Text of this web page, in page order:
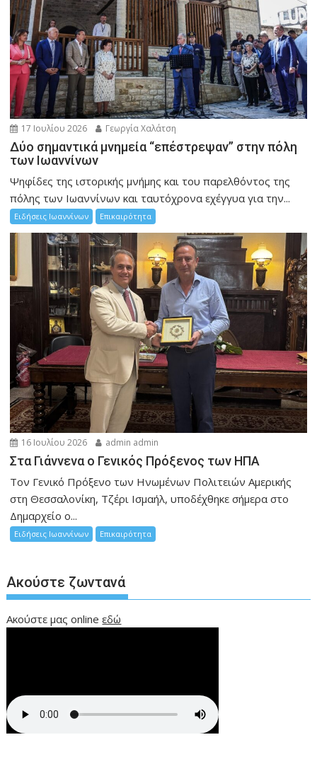
17 Ιουλίου 2026 Γεωργία Χαλάτση
Δύο σημαντικά μνημεία “επέστρεψαν” στην πόλη
των Ιωαννίνων
Ψηφίδες της ιστορικής μνήμης και του παρελθόντος της
πόλης των Ιωαννίνων και ταυτόχρονα εχέγγυα για την...
Ειδήσεις Ιωαννίνων Επικαιρότητα
16 Ιουλίου 2026 admin admin
Στα Γιάννενα ο Γενικός Πρόξενος των ΗΠΑ
Τον Γενικό Πρόξενο των Ηνωμένων Πολιτειών Αμερικής
στη Θεσσαλονίκη, Τζέρι Ισμαήλ, υποδέχθηκε σήμερα στο
Δημαρχείο ο...
Ειδήσεις Ιωαννίνων Επικαιρότητα
Ακούστε ζωντανά
Ακούστε μας onlineεδώ